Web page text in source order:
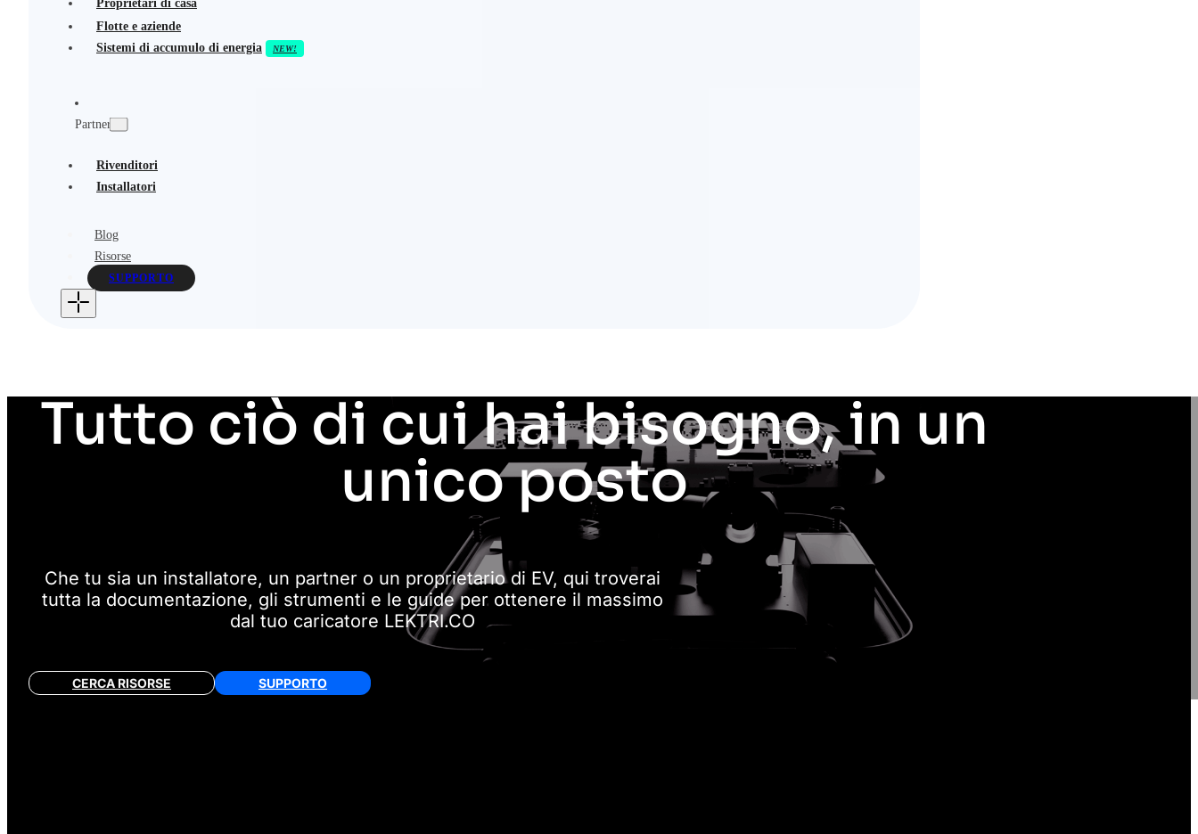
Proprietari di casa
Flotte e aziende
Sistemi di accumulo di energia
Partner
Rivenditori
Installatori
Blog
Risorse
SUPPORTO
Tutto ciò di cui hai bisogno, in un
unico posto
Che tu sia un installatore, un partner o un proprietario di EV, qui troverai
tutta la documentazione, gli strumenti e le guide per ottenere il massimo
dal tuo caricatore LEKTRI.CO
CERCA RISORSE SUPPORTO